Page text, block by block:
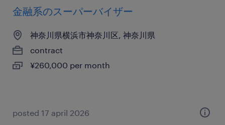
金融系のスーパーバイザー
神奈川県横浜市神奈川区, 神奈川県
contract
¥260,000 per month
posted 17 april 2026